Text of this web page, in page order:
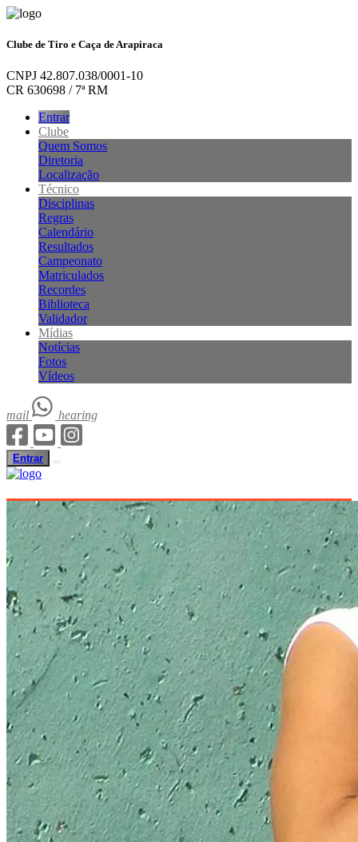
Clube de Tiro e Caça de Arapiraca
CNPJ 42.807.038/0001-10
CR 630698 / 7ª RM
Entrar
Clube
Quem Somos
Diretoria
Localização
Técnico
Disciplinas
Regras
Calendário
Resultados
Campeonato
Matriculados
Recordes
Biblioteca
Validador
Mídias
Notícias
Fotos
Vídeos
mail hearing
Entrar